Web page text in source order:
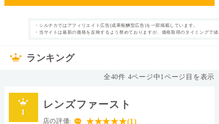
1日使い捨て タイプ
近視 UVカット付
枚数 90枚
14.2mm
素材グループ I レンズカラー
中心厚(-3.00D) 0.085 ベースカーブ(BC)
・シルチカではアフィリエイト広告(成果報酬型広告)を一部掲載しています。
・当サイトは最新の価格を反映するよう努めておりますが、価格取得のタイミングで
ランキング
全40件 4ページ中1ページ目を表示
1
レンズファースト
店の評価: ★★★★★(1)